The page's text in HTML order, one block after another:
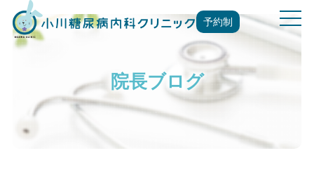
予約制
t
o
g
院長ブログ